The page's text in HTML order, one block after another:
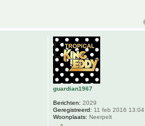
guardian1967
Berichten: 2029
Geregistreerd: 11 feb 2016 13:04
Woonplaats: Neerpelt